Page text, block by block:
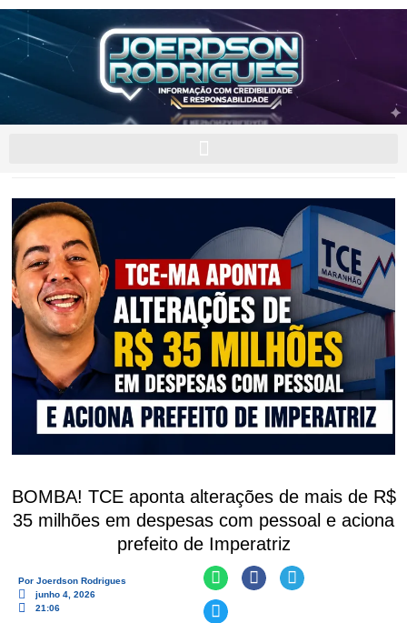
BOMBA! TCE aponta alterações de mais de R$
35 milhões em despesas com pessoal e aciona
prefeito de Imperatriz
Por Joerdson Rodrigues
junho 4, 2026
21:06